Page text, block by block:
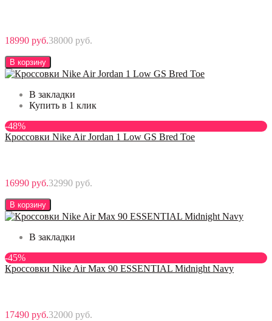
18990 руб.38000 руб.
В корзину
В закладки
Купить в 1 клик
-48%
Кроссовки Nike Air Jordan 1 Low GS Bred Toe
16990 руб.32990 руб.
В корзину
В закладки
-45%
Кроссовки Nike Air Max 90 ESSENTIAL Midnight Navy
17490 руб.32000 руб.